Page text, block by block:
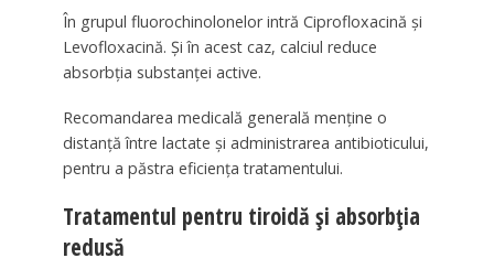
În grupul fluorochinolonelor intră Ciprofloxacină și
Levofloxacină. Și în acest caz, calciul reduce
absorbția substanței active.
Recomandarea medicală generală menține o
distanță între lactate și administrarea antibioticului,
pentru a păstra eficiența tratamentului.
Tratamentul pentru tiroidă și absorbția
redusă